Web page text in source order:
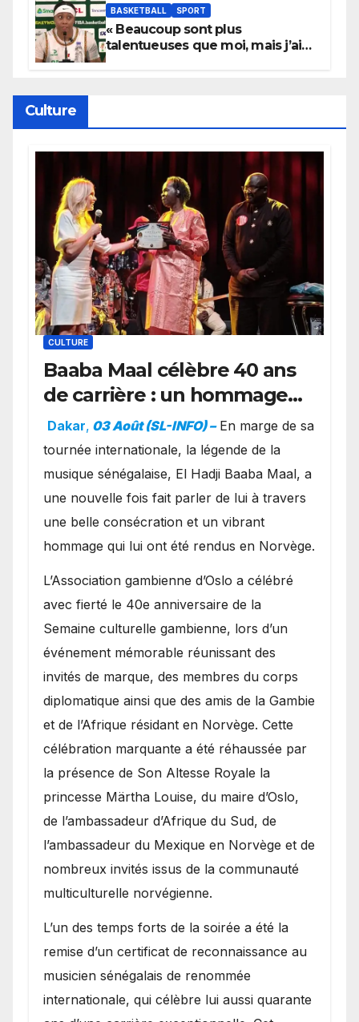
BASKETBALL SPORT
« Beaucoup sont plus
talentueuses que moi, mais j’ai
Culture
CULTURE
Baaba Maal célèbre 40 ans
de carrière : un hommage
exceptionnel à Oslo en
présence de la famille
royale.
Dakar, 03 Août (SL-INFO) – ​En marge de sa
tournée internationale, la légende de la
musique sénégalaise, El Hadji Baaba Maal, a
une nouvelle fois fait parler de lui à travers
une belle consécration et un vibrant
hommage qui lui ont été rendus en Norvège.
​L’Association gambienne d’Oslo a célébré
avec fierté le 40e anniversaire de la
Semaine culturelle gambienne, lors d’un
événement mémorable réunissant des
invités de marque, des membres du corps
diplomatique ainsi que des amis de la Gambie
et de l’Afrique résidant en Norvège. Cette
célébration marquante a été réhaussée par
la présence de Son Altesse Royale la
princesse Märtha Louise, du maire d’Oslo,
de l’ambassadeur d’Afrique du Sud, de
l’ambassadeur du Mexique en Norvège et de
nombreux invités issus de la communauté
multiculturelle norvégienne.
​L’un des temps forts de la soirée a été la
remise d’un certificat de reconnaissance au
musicien sénégalais de renommée
internationale, qui célèbre lui aussi quarante